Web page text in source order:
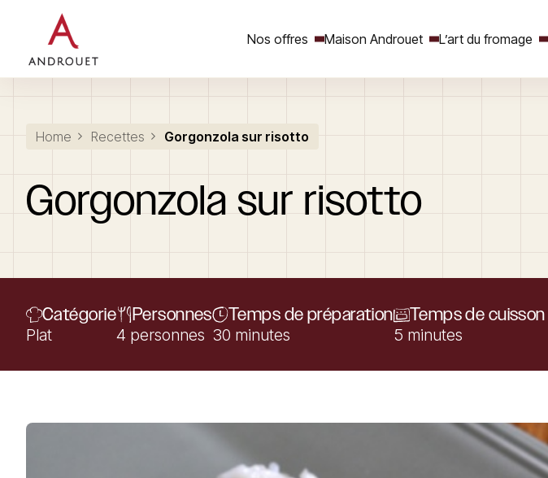
Nos offres Maison Androuet L’art du fromage
Rechercher un mot clé
Home Recettes Gorgonzola sur risotto
Gorgonzola sur risotto
Catégorie
Plat
Personnes
4 personnes
Temps de préparation
30 minutes
Temps de cuisson
5 minutes